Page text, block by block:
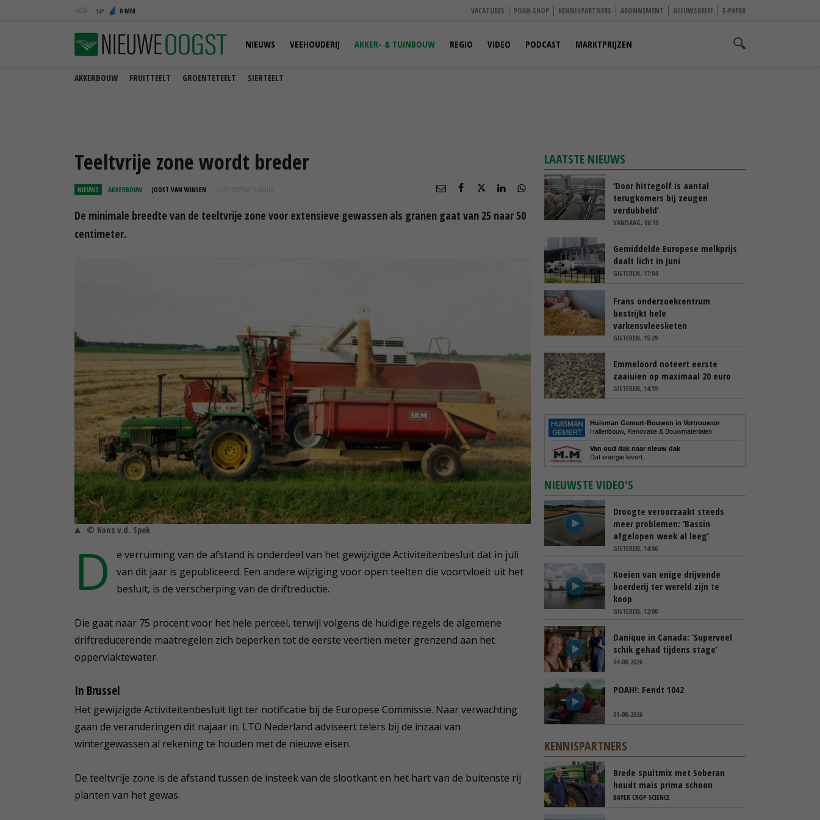
14 0 MM VACATURES POAH-SHOP KENNISPARTNERS ABONNEMENT NIEUWSBRIEF E-PAPER
AKKERBOUW FRUITTEELT GROENTETEELT SIERTEELT
NIEUWS VEEHOUDERIJ AKKER- & TUINBOUW REGIO VIDEO PODCAST MARKTPRIJZEN
Teeltvrije zone wordt breder
NIEUWS AKKERBOUW JOOST VAN WINSEN 14 SEP 2017 OM 14:02
De minimale breedte van de teeltvrije zone voor extensieve gewassen als granen gaat van 25 naar 50
centimeter.
© Koos v.d. Spek
D
e verruiming van de afstand is onderdeel van het gewijzigde Activiteitenbesluit dat in juli
van dit jaar is gepubliceerd. Een andere wijziging voor open teelten die voortvloeit uit het
besluit, is de verscherping van de driftreductie.
Die gaat naar 75 procent voor het hele perceel, terwijl volgens de huidige regels de algemene
driftreducerende maatregelen zich beperken tot de eerste veertien meter grenzend aan het
oppervlaktewater.
In Brussel
Het gewijzigde Activiteitenbesluit ligt ter notificatie bij de Europese Commissie. Naar verwachting
gaan de veranderingen dit najaar in. LTO Nederland adviseert telers bij de inzaai van
wintergewassen al rekening te houden met de nieuwe eisen.
De teeltvrije zone is de afstand tussen de insteek van de slootkant en het hart van de buitenste rij
planten van het gewas.
LAATSTE NIEUWS
‘Door hittegolf is aantal
terugkomers bij zeugen
verdubbeld’
VANDAAG, 06:19
Gemiddelde Europese melkprijs
daalt licht in juni
GISTEREN, 17:04
Frans onderzoekcentrum
bestrijkt hele
varkensvleesketen
GISTEREN, 15:29
Emmeloord noteert eerste
zaaiuien op maximaal 20 euro
GISTEREN, 14:59
Huisman Gemert-Bouwen in Vertrouwen
Hallenbouw, Renovatie & Bouwmaterialen
Van oud dak naar nieuw dak
Dat energie levert.
NIEUWSTE VIDEO'S
Droogte veroorzaakt steeds
meer problemen: ‘Bassin
afgelopen week al leeg’
GISTEREN, 14:06
Koeien van enige drijvende
boerderij ter wereld zijn te
koop
GISTEREN, 12:00
Danique in Canada: ‘Superveel
schik gehad tijdens stage’
04-08-2026
POAH!: Fendt 1042
01-08-2026
KENNISPARTNERS
Brede spuitmix met Soberan
houdt mais prima schoon
BAYER CROP SCIENCE